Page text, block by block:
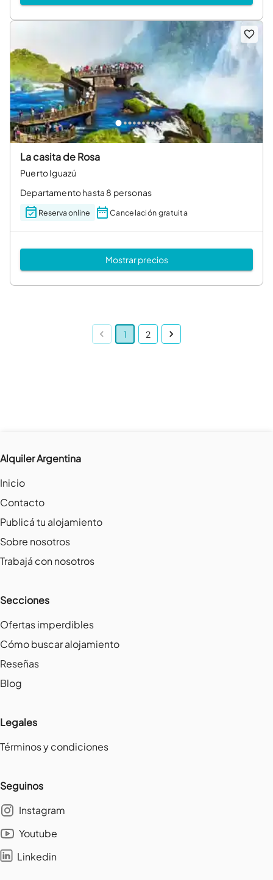
La casita de Rosa
Puerto Iguazú
Departamento hasta 8 personas
Reserva online Cancelación gratuita
Mostrar precios
1 2
Alquiler Argentina
Inicio
Contacto
Publicá tu alojamiento
Sobre nosotros
Trabajá con nosotros
Secciones
Ofertas imperdibles
Cómo buscar alojamiento
Reseñas
Blog
Legales
Términos y condiciones
Seguinos
Instagram
Youtube
Linkedin